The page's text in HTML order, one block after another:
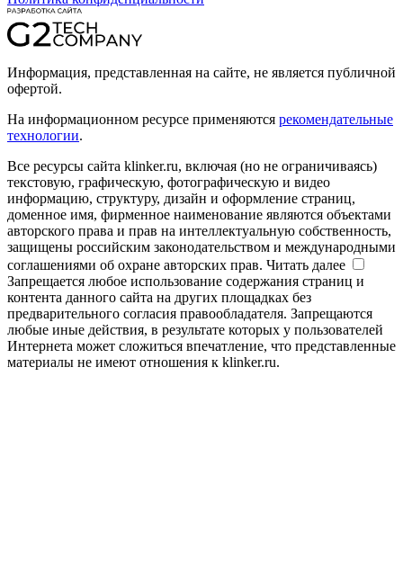
Информация, представленная на сайте, не является публичной
офертой.
На информационном ресурсе применяются рекомендательные
технологии.
Все ресурсы сайта klinker.ru, включая (но не ограничиваясь)
текстовую, графическую, фотографическую и видео
информацию, структуру, дизайн и оформление страниц,
доменное имя, фирменное наименование являются объектами
авторского права и прав на интеллектуальную собственность,
защищены российским законодательством и международными
соглашениями об охране авторских прав. Читать далее
Запрещается любое использование содержания страниц и
контента данного сайта на других площадках без
предварительного согласия правообладателя. Запрещаются
любые иные действия, в результате которых у пользователей
Интернета может сложиться впечатление, что представленные
материалы не имеют отношения к klinker.ru.